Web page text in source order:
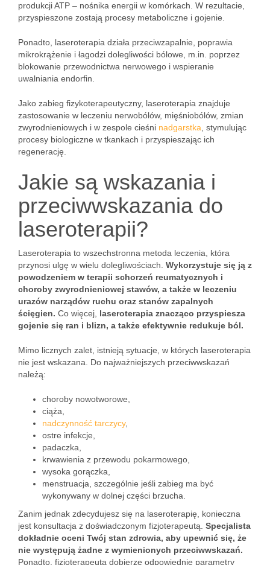
produkcji ATP – nośnika energii w komórkach. W rezultacie,
przyspieszone zostają procesy metaboliczne i gojenie.
Ponadto, laseroterapia działa przeciwzapalnie, poprawia
mikrokrążenie i łagodzi dolegliwości bólowe, m.in. poprzez
blokowanie przewodnictwa nerwowego i wspieranie
uwalniania endorfin.
Jako zabieg fizykoterapeutyczny, laseroterapia znajduje
zastosowanie w leczeniu nerwobólów, mięśniobólów, zmian
zwyrodnieniowych i w zespole cieśni nadgarstka , stymulując
procesy biologiczne w tkankach i przyspieszając ich
regenerację.
Jakie są wskazania i
przeciwwskazania do
laseroterapii?
Laseroterapia to wszechstronna metoda leczenia, która
przynosi ulgę w wielu dolegliwościach. Wykorzystuje się ją z
powodzeniem w terapii schorzeń reumatycznych i
choroby zwyrodnieniowej stawów, a także w leczeniu
urazów narządów ruchu oraz stanów zapalnych
ścięgien. Co więcej, laseroterapia znacząco przyspiesza
gojenie się ran i blizn, a także efektywnie redukuje ból.
Mimo licznych zalet, istnieją sytuacje, w których laseroterapia
nie jest wskazana. Do najważniejszych przeciwwskazań
należą:
choroby nowotworowe,
ciąża,
nadczynność tarczycy,
ostre infekcje,
padaczka,
krwawienia z przewodu pokarmowego,
wysoka gorączka,
menstruacja, szczególnie jeśli zabieg ma być
wykonywany w dolnej części brzucha.
Zanim jednak zdecydujesz się na laseroterapię, konieczna
jest konsultacja z doświadczonym fizjoterapeutą. Specjalista
dokładnie oceni Twój stan zdrowia, aby upewnić się, że
nie występują żadne z wymienionych przeciwwskazań.
Ponadto, fizjoterapeuta dobierze odpowiednie parametry